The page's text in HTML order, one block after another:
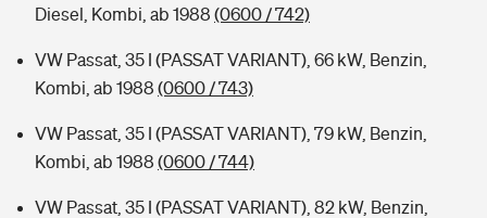
Diesel, Kombi, ab 1988 (0600 / 742)
VW Passat, 35 I (PASSAT VARIANT), 66 kW, Benzin,
Kombi, ab 1988 (0600 / 743)
VW Passat, 35 I (PASSAT VARIANT), 79 kW, Benzin,
Kombi, ab 1988 (0600 / 744)
VW Passat, 35 I (PASSAT VARIANT), 82 kW, Benzin,